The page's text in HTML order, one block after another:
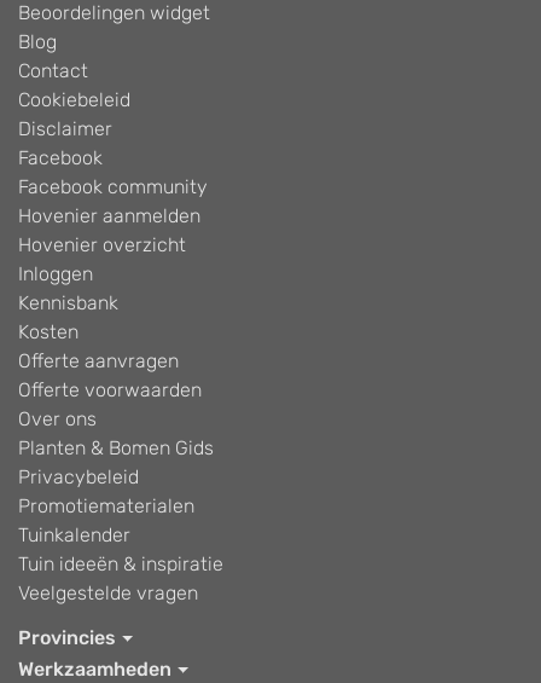
Beoordelingen widget
Blog
Contact
Cookiebeleid
Disclaimer
Facebook
Facebook community
Hovenier aanmelden
Hovenier overzicht
Inloggen
Kennisbank
Kosten
Offerte aanvragen
Offerte voorwaarden
Over ons
Planten & Bomen Gids
Privacybeleid
Promotiematerialen
Tuinkalender
Tuin ideeën & inspiratie
Veelgestelde vragen
Provincies
Werkzaamheden